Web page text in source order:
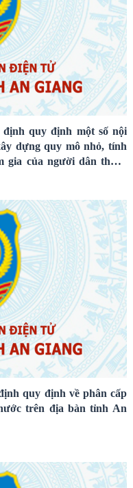
quy định một số nội
dựng quy mô nhỏ, tính
của người dân thuộc
bàn tỉnh An Giang
quy định về phân cấp
trên địa bàn tỉnh An